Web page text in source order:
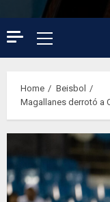
Primary
Menu
Home
Beisbol
Magallanes derrotó a